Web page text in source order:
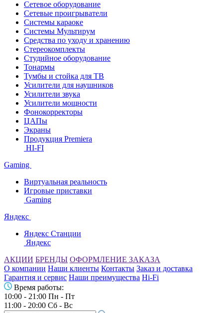
Сетевое оборудование
Сетевые проигрыватели
Системы караоке
Системы Мультирум
Средства по уходу и хранению
Стереокомплекты
Студийное оборудование
Тонармы
Тумбы и стойка для ТВ
Усилители для наушников
Усилители звука
Усилители мощности
Фонокорректоры
ЦАПы
Экраны
Продукция Premiera
HI-FI
Gaming
Виртуальная реальность
Игровые приставки
Gaming
Яндекс
Яндекс Станции
Яндекс
АКЦИИ БРЕНДЫ ОФОРМЛЕНИЕ ЗАКАЗА
О компании Наши клиенты Контакты Заказ и доставка
Гарантия и сервис Наши преимущества Hi-Fi
Время работы:
10:00 - 21:00 Пн - Пт
11:00 - 20:00 Сб - Вс